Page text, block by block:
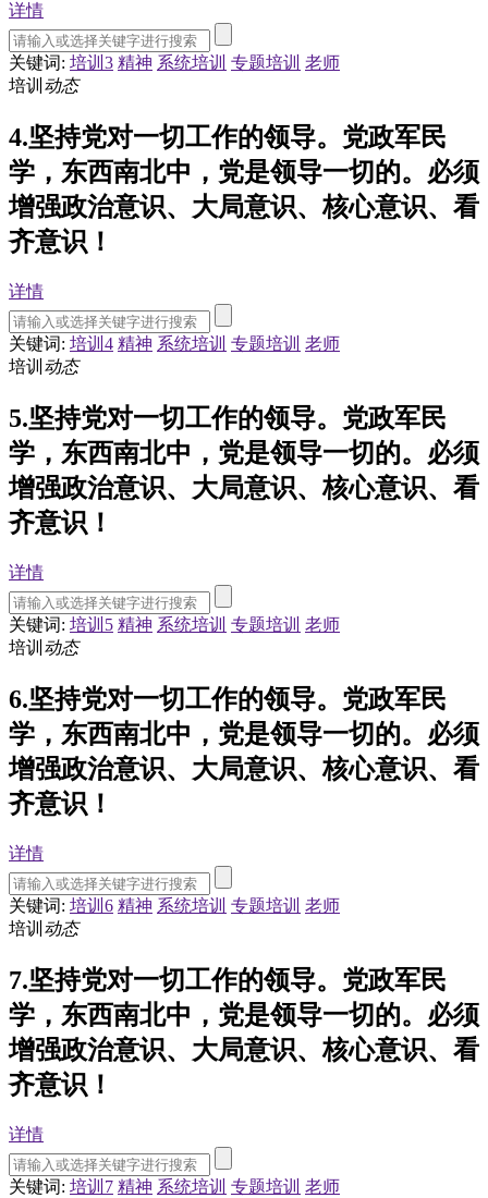
详情
关键词: 培训3 精神 系统培训 专题培训 老师
培训 动态
4.坚持党对一切工作的领导。党政军民
学，东西南北中，党是领导一切的。必须
增强政治意识、大局意识、核心意识、看
齐意识！
详情
关键词: 培训4 精神 系统培训 专题培训 老师
培训 动态
5.坚持党对一切工作的领导。党政军民
学，东西南北中，党是领导一切的。必须
增强政治意识、大局意识、核心意识、看
齐意识！
详情
关键词: 培训5 精神 系统培训 专题培训 老师
培训 动态
6.坚持党对一切工作的领导。党政军民
学，东西南北中，党是领导一切的。必须
增强政治意识、大局意识、核心意识、看
齐意识！
详情
关键词: 培训6 精神 系统培训 专题培训 老师
培训 动态
7.坚持党对一切工作的领导。党政军民
学，东西南北中，党是领导一切的。必须
增强政治意识、大局意识、核心意识、看
齐意识！
详情
关键词: 培训7 精神 系统培训 专题培训 老师